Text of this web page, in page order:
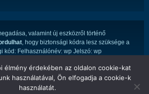
valamint új eszközről történő
, hogy biztonsági kódra lesz szüksége a
kód: Felhasználónév: wp Jelszó: wp
WEBÁRUHÁZA.
élmény érdekében az oldalon cookie-kat
használatával, Ön elfogadja a cookie-k
használatát.